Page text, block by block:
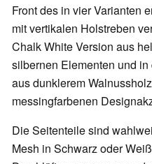
Front des in vier Varianten
mit vertikalen Holstreben
Chalk White Version aus
silbernen Elementen und
aus dunklerem
messingfarbenen
Die Seitenteile sind
Mesh in Schwarz oder